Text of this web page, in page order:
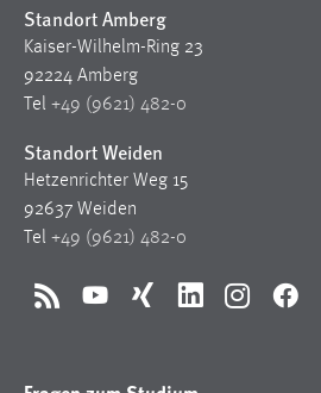
Standort Amberg
Kaiser-Wilhelm-Ring 23
92224 Amberg
Tel +49 (9621) 482-0
Standort Weiden
Hetzenrichter Weg 15
92637 Weiden
Tel +49 (9621) 482-0
RSS YouTubeXing LinkedInInstagram
MibewSessionID, MIBEW_UserID,
chat-frame-style-5e9dbeb1811c0446
Zweck:
Wird benötigt um die Chatfunktion
Cookie Laufzeit:
MibewSessionID, mibew-chat-
5e9dbeb1811c0446 =
Jahre, MIBEW_UserID = 1 Jahr
Login